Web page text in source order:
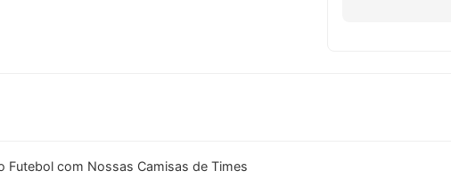
Futebol com Nossas Camisas de Times